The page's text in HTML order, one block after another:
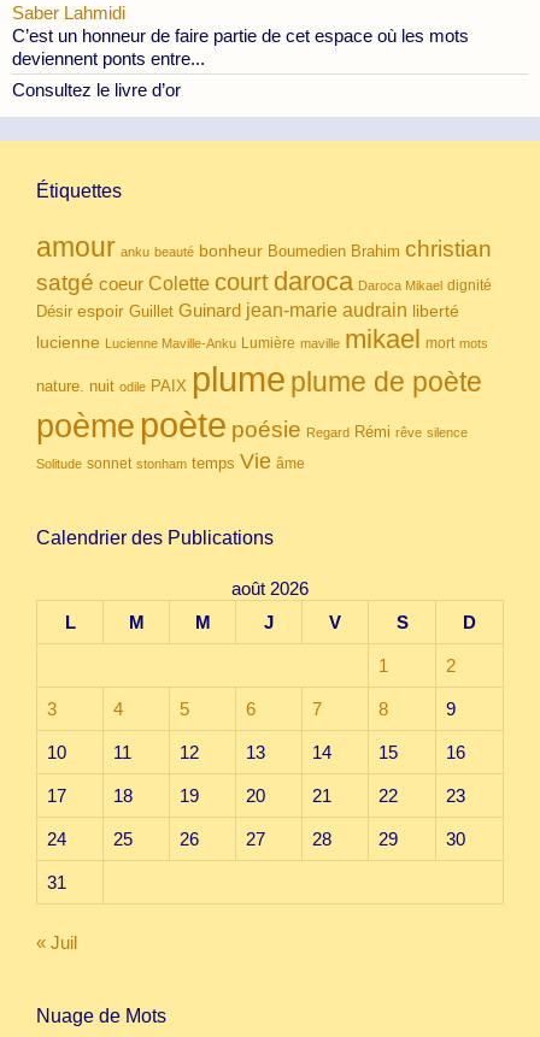
Saber Lahmidi
C’est un honneur de faire partie de cet espace où les mots
deviennent ponts entre...
Consultez le livre d’or
Étiquettes
amour anku beauté bonheur Boumedien Brahim christian
satgé coeur Colette court daroca Daroca Mikael dignité
Désir espoir Guillet Guinard jean-marie audrain liberté
lucienne Lucienne Maville-Anku Lumière maville mikael mort mots
nature. nuit odile PAIX plume plume de poète
poème poète poésie Regard Rémi rêve silence
Solitude sonnet stonham temps Vie âme
Calendrier des Publications
août 2026
L
M M J V S D
1 2
3 4 5 6 7 8 9
10 11 12 13 14 15 16
17 18 19 20 21 22 23
24 25 26 27 28 29 30
31
« Juil
Nuage de Mots